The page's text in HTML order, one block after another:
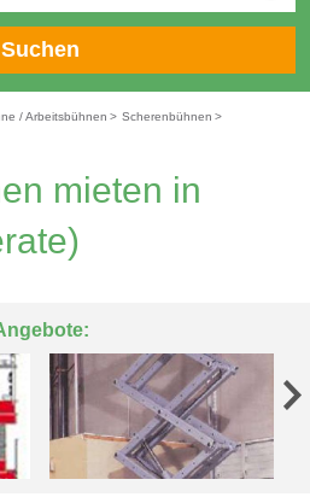
Suchen
/ Arbeitsbühnen > Scherenbühnen >
mieten in